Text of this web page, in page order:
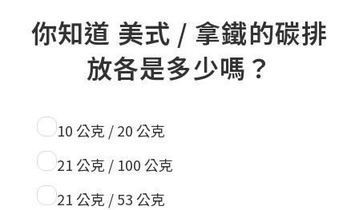
你知道 美式 / 拿鐵的碳排
放各是多少嗎？
10 公克 / 20 公克
21 公克 / 100 公克
21 公克 / 53 公克